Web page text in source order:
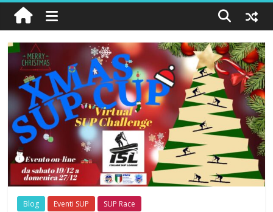
Blog Eventi SUP SUP Race